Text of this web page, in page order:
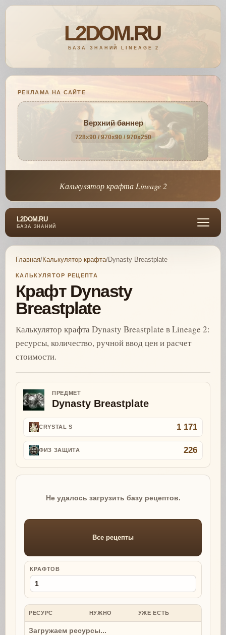
РЕКЛАМА НА САЙТЕ
Верхний баннер
728x90 / 970x90 / 970x250
Калькулятор крафта Lineage 2
L2DOM.RU
БАЗА ЗНАНИЙ
Главная/Калькулятор крафта/Dynasty Breastplate
КАЛЬКУЛЯТОР РЕЦЕПТА
Крафт Dynasty
Breastplate
Калькулятор крафта Dynasty Breastplate в Lineage 2:
ресурсы, количество, ручной ввод цен и расчет
стоимости.
ПРЕДМЕТ
Dynasty Breastplate
CRYSTAL S 1 171
ФИЗ ЗАЩИТА 226
Не удалось загрузить базу рецептов.
Все рецепты
КРАФТОВ
РЕСУРС НУЖНО УЖЕ ЕСТЬ
Загружаем ресурсы...